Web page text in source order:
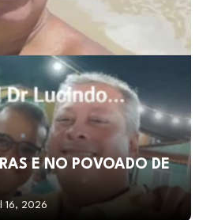
E NO POVOADO DE
16, 2026